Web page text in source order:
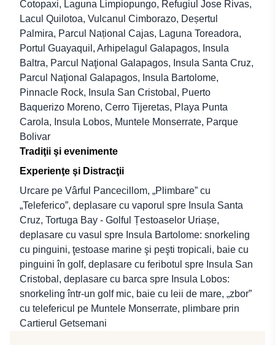
Cotopaxi, Laguna Limpiopungo, Refugiul Jose Rivas,
Lacul Quilotoa, Vulcanul Cimborazo, Deșertul
Palmira, Parcul Național Cajas, Laguna Toreadora,
Portul Guayaquil, Arhipelagul Galapagos, Insula
Baltra, Parcul Naţional Galapagos, Insula Santa Cruz,
Parcul Naţional Galapagos, Insula Bartolome,
Pinnacle Rock, Insula San Cristobal, Puerto
Baquerizo Moreno, Cerro Tijeretas, Playa Punta
Carola, Insula Lobos, Muntele Monserrate, Parque
Bolivar
Tradiţii şi evenimente
Experienţe şi Distracţii
Urcare pe Vârful Pancecillom, „Plimbare” cu
„Teleferico”, deplasare cu vaporul spre Insula Santa
Cruz, Tortuga Bay - Golful Țestoaselor Uriașe,
deplasare cu vasul spre Insula Bartolome: snorkeling
cu pinguini, ţestoase marine şi peşti tropicali, baie cu
pinguini în golf, deplasare cu feribotul spre Insula San
Cristobal, deplasare cu barca spre Insula Lobos:
snorkeling într-un golf mic, baie cu leii de mare, „zbor”
cu telefericul pe Muntele Monserrate, plimbare prin
Cartierul Getsemani